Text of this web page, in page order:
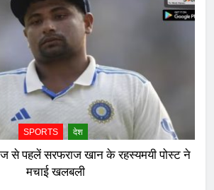
SPORTS देश
से पहलें सरफराज खान के रहस्यमयी पोस्ट ने
मचाई खलबली